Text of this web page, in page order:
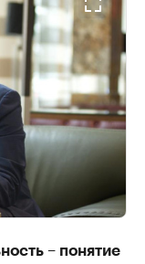
– понятие